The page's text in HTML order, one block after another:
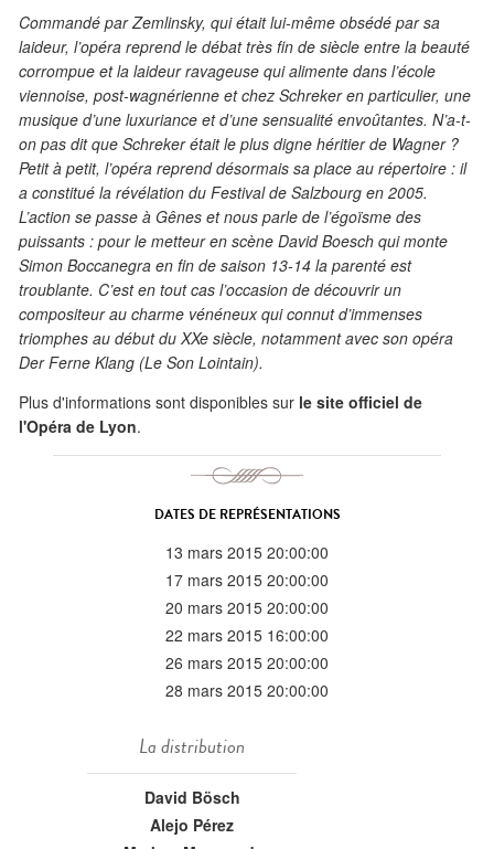
Commandé par Zemlinsky, qui était lui-même obsédé par sa
laideur, l’opéra reprend le débat très fin de siècle entre la beauté
corrompue et la laideur ravageuse qui alimente dans l’école
viennoise, post-wagnérienne et chez Schreker en particulier, une
musique d’une luxuriance et d’une sensualité envoûtantes. N’a-t-
on pas dit que Schreker était le plus digne héritier de Wagner ?
Petit à petit, l’opéra reprend désormais sa place au répertoire : il
a constitué la révélation du Festival de Salzbourg en 2005.
L’action se passe à Gênes et nous parle de l’égoïsme des
puissants : pour le metteur en scène David Boesch qui monte
Simon Boccanegra en fin de saison 13-14 la parenté est
troublante. C’est en tout cas l’occasion de découvrir un
compositeur au charme vénéneux qui connut d’immenses
triomphes au début du XXe siècle, notamment avec son opéra
Der Ferne Klang (Le Son Lointain).
Plus d'informations sont disponibles sur le site officiel de
l'Opéra de Lyon.
DATES DE REPRÉSENTATIONS
13 mars 2015 20:00:00
17 mars 2015 20:00:00
20 mars 2015 20:00:00
22 mars 2015 16:00:00
26 mars 2015 20:00:00
28 mars 2015 20:00:00
La distribution
David Bösch
Alejo Pérez